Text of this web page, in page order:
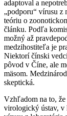
adaptoval a
„podporu“ vírusu z
teóriu o
článku. Podľa
možný až
medzihostiteľa je
Niektorí čínski
pôvod v Číne, ale
mäsom.
skeptická.
Vzhľadom na to, že
virologický ústav, v